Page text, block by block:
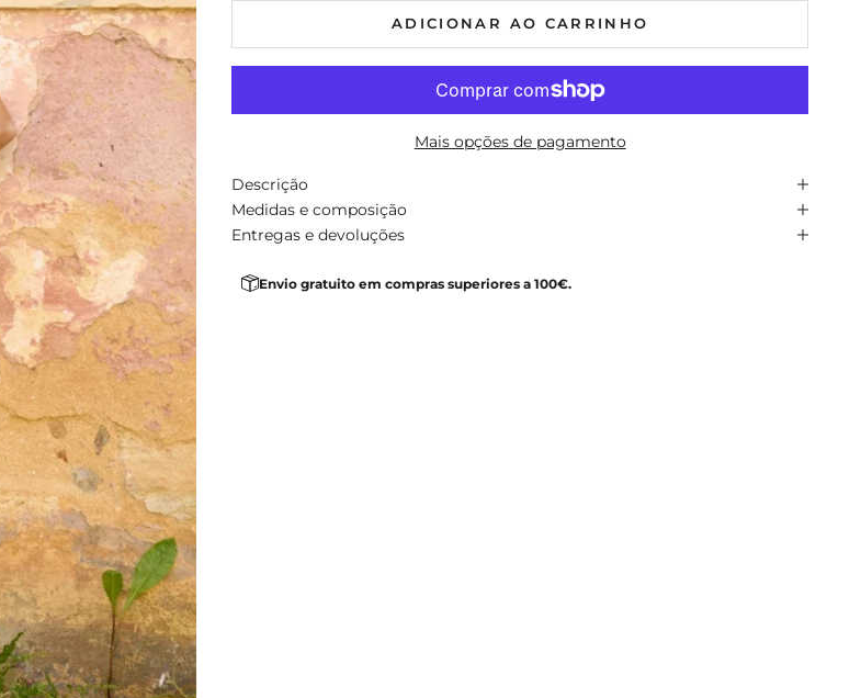
ADICIONAR AO CARRINHO
Mais opções de pagamento
Descrição
Medidas e composição
Entregas e devoluções
Envio gratuito em compras superiores a 100€.